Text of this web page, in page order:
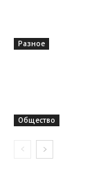
Разное
Общество